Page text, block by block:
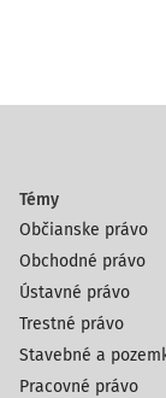
Témy
Občianske právo
Obchodné právo
Ústavné právo
Trestné právo
Stavebné a
Pracovné právo